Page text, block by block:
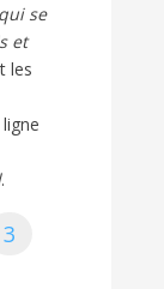
se
et
les
.
3